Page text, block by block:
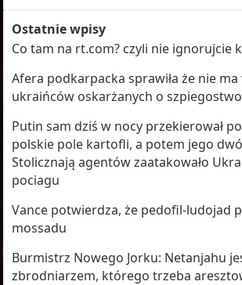
Ostatnie wpisy
Co tam na rt.com? czyli nie ignorujcie
Afera podkarpacka sprawiła że nie ma
ukraińców oskarżanych o
Putin sam dziś w nocy przekierował
polskie pole kartofli, a potem jego
Stolicznają agentów zaatakowało
pociagu
Vance potwierdza, że pedofil-ludojad
mossadu
Burmistrz Nowego Jorku: Netanjahu
zbrodniarzem, którego trzeba